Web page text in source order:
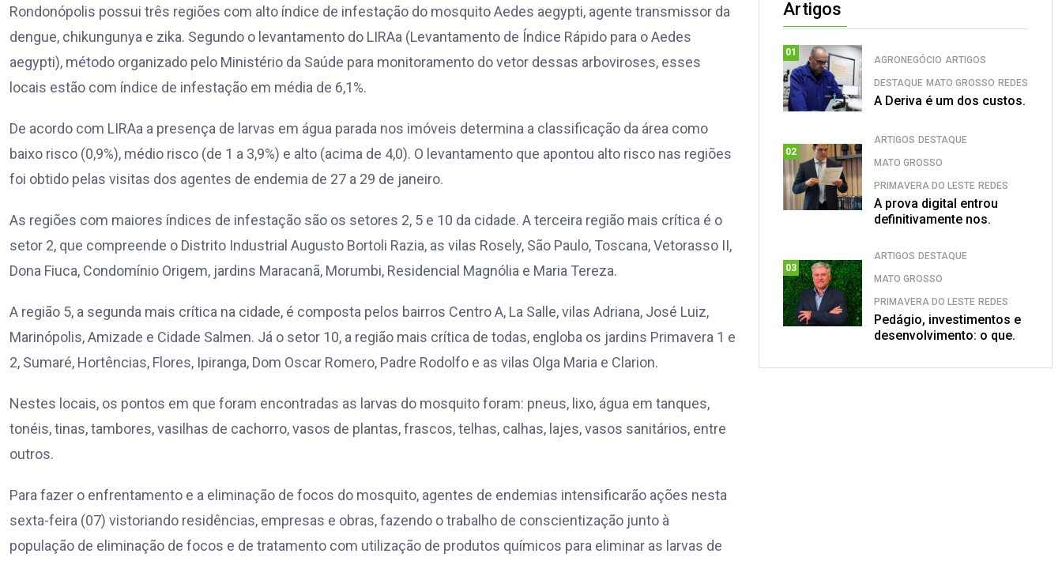
Rondonópolis possui três regiões com alto índice de infestação do mosquito Aedes aegypti, agente transmissor da
dengue, chikungunya e zika. Segundo o levantamento do LIRAa (Levantamento de Índice Rápido para o Aedes
aegypti), método organizado pelo Ministério da Saúde para monitoramento do vetor dessas arboviroses, esses
locais estão com índice de infestação em média de 6,1%.
De acordo com LIRAa a presença de larvas em água parada nos imóveis determina a classificação da área como
baixo risco (0,9%), médio risco (de 1 a 3,9%) e alto (acima de 4,0). O levantamento que apontou alto risco nas regiões
foi obtido pelas visitas dos agentes de endemia de 27 a 29 de janeiro.
As regiões com maiores índices de infestação são os setores 2, 5 e 10 da cidade. A terceira região mais crítica é o
setor 2, que compreende o Distrito Industrial Augusto Bortoli Razia, as vilas Rosely, São Paulo, Toscana, Vetorasso II,
Dona Fiuca, Condomínio Origem, jardins Maracanã, Morumbi, Residencial Magnólia e Maria Tereza.
A região 5, a segunda mais crítica na cidade, é composta pelos bairros Centro A, La Salle, vilas Adriana, José Luiz,
Marinópolis, Amizade e Cidade Salmen. Já o setor 10, a região mais crítica de todas, engloba os jardins Primavera 1 e
2, Sumaré, Hortências, Flores, Ipiranga, Dom Oscar Romero, Padre Rodolfo e as vilas Olga Maria e Clarion.
Nestes locais, os pontos em que foram encontradas as larvas do mosquito foram: pneus, lixo, água em tanques,
tonéis, tinas, tambores, vasilhas de cachorro, vasos de plantas, frascos, telhas, calhas, lajes, vasos sanitários, entre
outros.
Para fazer o enfrentamento e a eliminação de focos do mosquito, agentes de endemias intensificarão ações nesta
sexta-feira (07) vistoriando residências, empresas e obras, fazendo o trabalho de conscientização junto à
população de eliminação de focos e de tratamento com utilização de produtos químicos para eliminar as larvas de
Artigos
01
AGRONEGÓCIO ARTIGOS
DESTAQUE MATO GROSSO REDES
A Deriva é um dos custos.
02
ARTIGOS DESTAQUE
MATO GROSSO
PRIMAVERA DO LESTE REDES
A prova digital entrou
definitivamente nos.
03
ARTIGOS DESTAQUE
MATO GROSSO
PRIMAVERA DO LESTE REDES
Pedágio, investimentos e
desenvolvimento: o que.